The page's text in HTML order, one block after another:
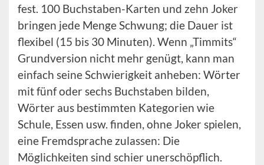
fest. 100 Buchstaben-Karten und zehn Joker
bringen jede Menge Schwung; die Dauer ist
flexibel (15 bis 30 Minuten). Wenn „Timmits“
Grundversion nicht mehr genügt, kann man
einfach seine Schwierigkeit anheben: Wörter
mit fünf oder sechs Buchstaben bilden,
Wörter aus bestimmten Kategorien wie
Schule, Essen usw. finden, ohne Joker spielen,
eine Fremdsprache zulassen: Die
Möglichkeiten sind schier unerschöpflich.